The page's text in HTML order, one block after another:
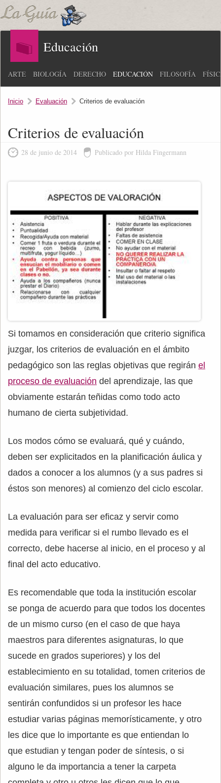
Educación
ARTE BIOLOGÍA DERECHO EDUCACIÓN FILOSOFÍA
Inicio Evaluación Criterios de evaluación
Criterios de evaluación
28 de junio de 2014 Publicado por Hilda Fingermann
Si tomamos en consideración que criterio significa
juzgar, los criterios de evaluación en el ámbito
pedagógico son las reglas objetivas que regirán el
proceso de evaluación del aprendizaje, las que
obviamente estarán teñidas como todo acto
humano de cierta subjetividad.
Los modos cómo se evaluará, qué y cuándo,
deben ser explicitados en la planificación áulica y
dados a conocer a los alumnos (y a sus padres si
éstos son menores) al comienzo del ciclo escolar.
La evaluación para ser eficaz y servir como
medida para verificar si el rumbo llevado es el
correcto, debe hacerse al inicio, en el proceso y al
final del acto educativo.
Es recomendable que toda la institución escolar
se ponga de acuerdo para que todos los docentes
de un mismo curso (en el caso de que haya
maestros para diferentes asignaturas, lo que
sucede en grados superiores) y los del
establecimiento en su totalidad, tomen criterios de
evaluación similares, pues los alumnos se
sentirán confundidos si un profesor les hace
estudiar varias páginas memorísticamente, y otro
les dice que lo importante es que entiendan lo
que estudian y tengan poder de síntesis, o si
alguno le da importancia a tener la carpeta